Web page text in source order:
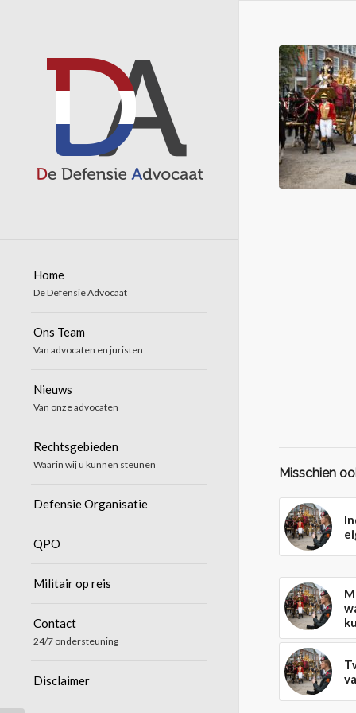
Home
De Defensie Advocaat
Ons Team
Van advocaten en juristen
Nieuws
Van onze advocaten
Rechtsgebieden
Waarin wij u kunnen steunen
Defensie Organisatie
QPO
Militair op reis
Contact
24/7 ondersteuning
Disclaimer
Misschien